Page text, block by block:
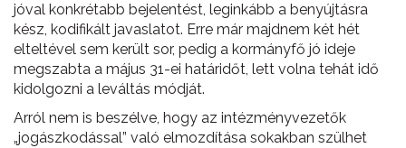
jóval konkrétabb bejelentést, leginkább a benyújtásra
kész, kodifikált javaslatot. Erre már majdnem két hét
elteltével sem került sor, pedig a kormányfő jó ideje
megszabta a május 31-ei határidőt, lett volna tehát idő
kidolgozni a leváltás módját.
Arról nem is beszélve, hogy az intézményvezetők
„jogászkodással” való elmozdítása sokakban szülhet